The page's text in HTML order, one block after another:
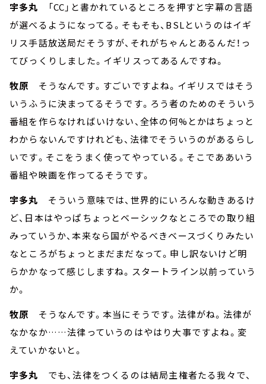
宇多丸 「CC」と書かれているところを押すと字幕の言語
が選べるようになってる。そもそも、BSLというのはイギ
リス手話放送局だそうすが、それがちゃんとあるんだ！っ
てびっくりしました。イギリスってあるんですね。
牧原 そうなんです。すごいですよね。イギリスではそう
いうふうに決まってるそうです。ろう者のためのそういう
番組を作らなければいけない、全体の何%とかはちょっと
わからないんですけれども、法律でそういうのがあるらし
いです。そこをうまく使ってやっている。そこでああいう
番組や映画を作ってるそうです。
宇多丸 そういう意味では、世界的にいろんな動きあるけ
ど、日本はやっぱちょっとベーシックなところでの取り組
みっていうか、本来なら国がやるべきベースづくりみたい
なところがちょっとまだまだなって。申し訳ないけど明
らかかなって感じしますね。スタートライン以前っていう
か。
牧原 そうなんです。本当にそうです。法律がね。法律が
なかなか……法律っていうのはやはり大事ですよね。変
えていかないと。
宇多丸 でも、法律をつくるのは結局主権者たる我々で、